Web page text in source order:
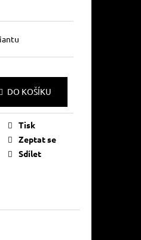
DO KOŠÍKU
Tisk
Zeptat se
Sdílet